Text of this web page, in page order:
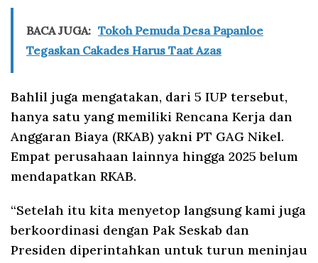
BACA JUGA: Tokoh Pemuda Desa Papanloe
Tegaskan Cakades Harus Taat Azas
Bahlil juga mengatakan, dari 5 IUP tersebut,
hanya satu yang memiliki Rencana Kerja dan
Anggaran Biaya (RKAB) yakni PT GAG Nikel.
Empat perusahaan lainnya hingga 2025 belum
mendapatkan RKAB.
“Setelah itu kita menyetop langsung kami juga
berkoordinasi dengan Pak Seskab dan
Presiden diperintahkan untuk turun meninjau